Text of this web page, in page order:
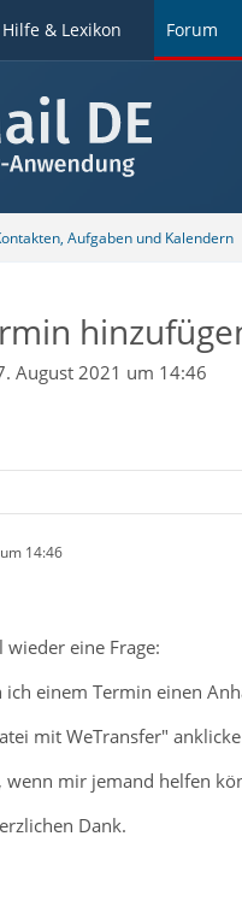
Hilfe & Lexikon Forum
Aufgaben und Kalendern
August 2021 um 14:46
14:46
wieder eine Frage:
ich einem Termin einen
mit WeTransfer"
wenn mir jemand helfen
Dank.